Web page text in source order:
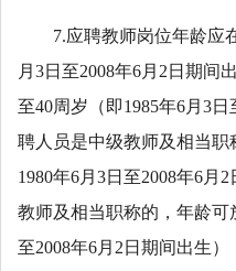
7.应聘教师岗位年龄应
月3日至2008年6月2日期间
至40周岁（即1985年6月3
聘人员是中级教师及相当职
1980年6月3日至2008年6月
教师及相当职称的，年龄可
至2008年6月2日期间出生